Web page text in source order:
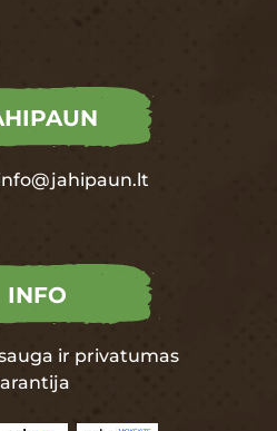
INFO
ir privatumas